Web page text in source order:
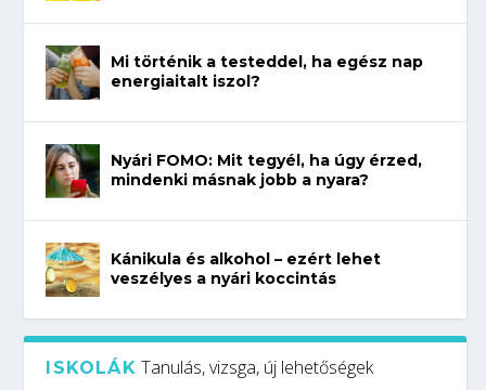
Mi történik a testeddel, ha egész nap
energiaitalt iszol?
Nyári FOMO: Mit tegyél, ha úgy érzed,
mindenki másnak jobb a nyara?
Kánikula és alkohol – ezért lehet
veszélyes a nyári koccintás
ISKOLÁK Tanulás, vizsga, új lehetőségek